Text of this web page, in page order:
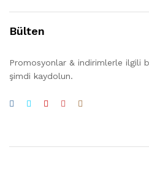
Bülten
Promosyonlar & indirimlerle ilgili
şimdi kaydolun.